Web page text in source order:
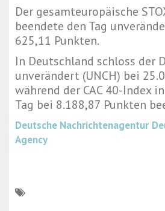
Der gesamteuropäische
beendete den Tag
625,11 Punkten.
In Deutschland schloss der
unverändert (UNCH) bei
während der CAC 40-Index
Tag bei 8.188,87 Punkten
Deutsche Nachrichtenagentur
Agency